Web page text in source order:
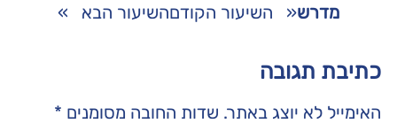
מדרש« השיעור הקודםהשיעור הבא »
כתיבת תגובה
האימייל לא יוצג באתר. שדות החובה מסומנים *